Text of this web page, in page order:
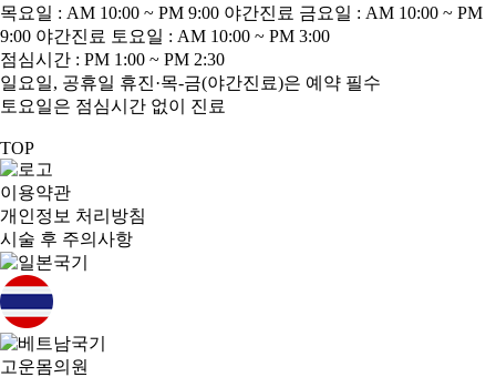
목요일 : AM 10:00 ~ PM 9:00 야간진료 금요일 : AM 10:00 ~ PM
9:00 야간진료 토요일 : AM 10:00 ~ PM 3:00
점심시간 : PM 1:00 ~ PM 2:30
일요일, 공휴일 휴진·목-금(야간진료)은 예약 필수
토요일은 점심시간 없이 진료
TOP
이용약관
개인정보 처리방침
시술 후 주의사항
고운몸의원